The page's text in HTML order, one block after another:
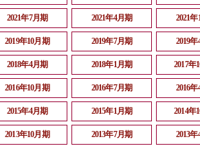
2021年7月期 2021年4月期 2021
2019年10月期 2019年7月期 2019
2018年4月期 2018年1月期 2017年
2016年10月期 2016年7月期 2016
2015年4月期 2015年1月期 2014年
2013年10月期 2013年7月期 2013